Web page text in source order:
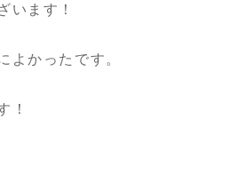
います！
よかったです。
！